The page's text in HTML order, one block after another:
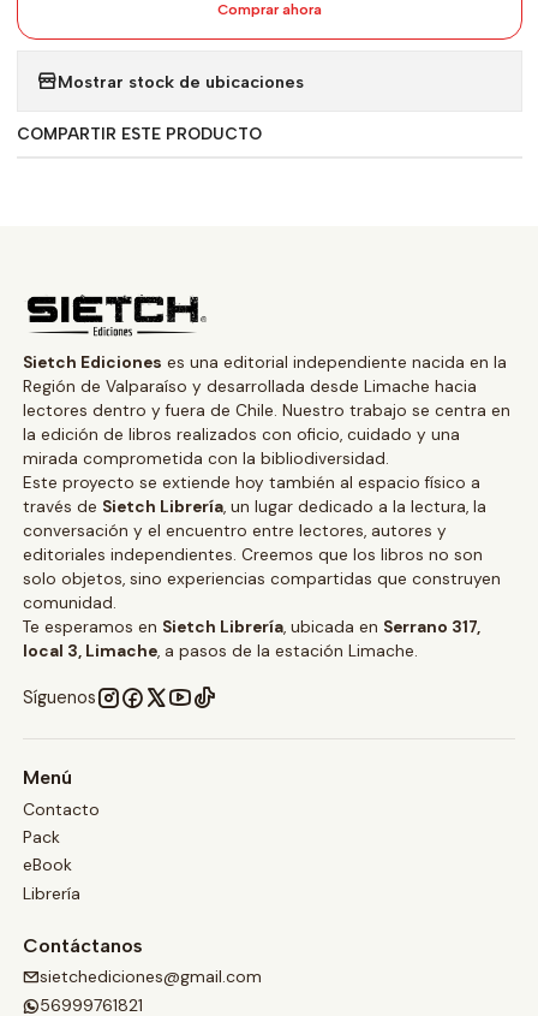
Comprar ahora
Mostrar stock de ubicaciones
COMPARTIR ESTE PRODUCTO
Sietch Ediciones es una editorial independiente nacida en la
Región de Valparaíso y desarrollada desde Limache hacia
lectores dentro y fuera de Chile. Nuestro trabajo se centra en
la edición de libros realizados con oficio, cuidado y una
mirada comprometida con la bibliodiversidad.
Este proyecto se extiende hoy también al espacio físico a
través de Sietch Librería, un lugar dedicado a la lectura, la
conversación y el encuentro entre lectores, autores y
editoriales independientes. Creemos que los libros no son
solo objetos, sino experiencias compartidas que construyen
comunidad.
Te esperamos en Sietch Librería, ubicada en Serrano 317,
local 3, Limache, a pasos de la estación Limache.
Síguenos
Menú
Contacto
Pack
eBook
Librería
Contáctanos
sietchediciones@gmail.com
56999761821